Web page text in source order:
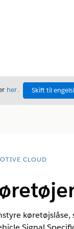
her. Skift til
CLOUD